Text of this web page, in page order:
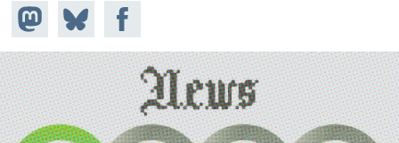
Share on
Mastodon
Share
on
Bluesky
Share on
Facebook